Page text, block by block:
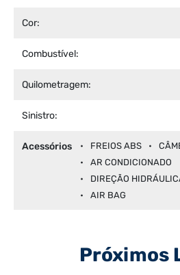
Cor:
Combustível:
Quilometragem:
Sinistro:
Acessórios FREIOS ABS
AR CONDICIONADO
DIREÇÃO
AIR BAG
Próximos